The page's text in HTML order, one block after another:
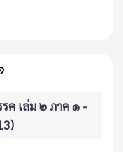
ค เล่ม ๒ ภาค ๑ -